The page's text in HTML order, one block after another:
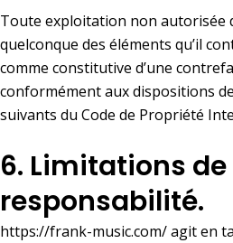
Toute exploitation non autorisée
quelconque des éléments qu’il
comme constitutive d’une
conformément aux dispositions
suivants du Code de Propriété
6. Limitations de
responsabilité.
https://frank-music.com/agit en